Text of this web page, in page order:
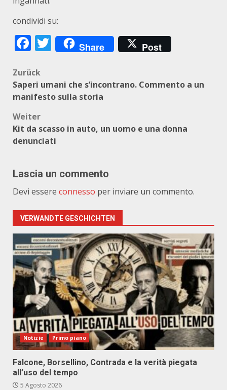
condividi su:
Facebook
Twitter
Share Post
Beitragsnavigation
Zurück
Saperi umani che s’incontrano. Commento a un
manifesto sulla storia
Weiter
Kit da scasso in auto, un uomo e una donna
denunciati
Lascia un commento
Devi essere connesso per inviare un commento.
VERWANDTE GESCHICHTEN
Notizie Primo piano
Falcone, Borsellino, Contrada e la verità piegata
all’uso del tempo
5 Agosto 2026